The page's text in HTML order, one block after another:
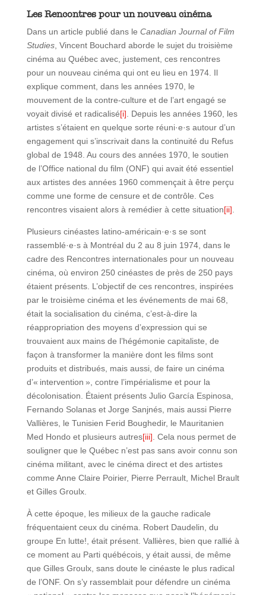
Les Rencontres pour un nouveau cinéma
Dans un article publié dans le Canadian Journal of Film
Studies, Vincent Bouchard aborde le sujet du troisième
cinéma au Québec avec, justement, ces rencontres
pour un nouveau cinéma qui ont eu lieu en 1974. Il
explique comment, dans les années 1970, le
mouvement de la contre-culture et de l’art engagé se
voyait divisé et radicalisé[i]. Depuis les années 1960, les
artistes s’étaient en quelque sorte réuni·e·s autour d’un
engagement qui s’inscrivait dans la continuité du Refus
global de 1948. Au cours des années 1970, le soutien
de l’Office national du film (ONF) qui avait été essentiel
aux artistes des années 1960 commençait à être perçu
comme une forme de censure et de contrôle. Ces
rencontres visaient alors à remédier à cette situation[ii].
Plusieurs cinéastes latino-américain·e·s se sont
rassemblé·e·s à Montréal du 2 au 8 juin 1974, dans le
cadre des Rencontres internationales pour un nouveau
cinéma, où environ 250 cinéastes de près de 250 pays
étaient présents. L’objectif de ces rencontres, inspirées
par le troisième cinéma et les événements de mai 68,
était la socialisation du cinéma, c’est-à-dire la
réappropriation des moyens d’expression qui se
trouvaient aux mains de l’hégémonie capitaliste, de
façon à transformer la manière dont les films sont
produits et distribués, mais aussi, de faire un cinéma
d’« intervention », contre l’impérialisme et pour la
décolonisation. Étaient présents Julio García Espinosa,
Fernando Solanas et Jorge Sanjnés, mais aussi Pierre
Vallières, le Tunisien Ferid Boughedir, le Mauritanien
Med Hondo et plusieurs autres[iii]. Cela nous permet de
souligner que le Québec n’est pas sans avoir connu son
cinéma militant, avec le cinéma direct et des artistes
comme Anne Claire Poirier, Pierre Perrault, Michel Brault
et Gilles Groulx.
À cette époque, les milieux de la gauche radicale
fréquentaient ceux du cinéma. Robert Daudelin, du
groupe En lutte!, était présent. Vallières, bien que rallié à
ce moment au Parti québécois, y était aussi, de même
que Gilles Groulx, sans doute le cinéaste le plus radical
de l’ONF. On s’y rassemblait pour défendre un cinéma